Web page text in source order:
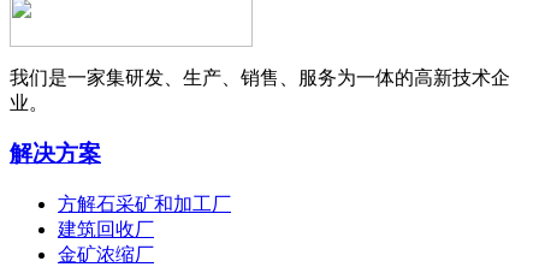
我们是一家集研发、生产、销售、服务为一体的高新技术企
业。
解决方案
方解石采矿和加工厂
建筑回收厂
金矿浓缩厂